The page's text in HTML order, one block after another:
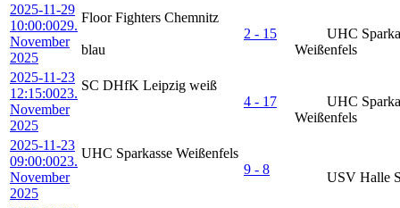
2025-11-29
10:00:0029.
November
2025
Floor Fighters Chemnitz
blau
2 - 15
UHC
Weißenfels
2025-11-23
12:15:0023.
November
2025
SC DHfK Leipzig weiß
4 - 17
UHC
Weißenfels
2025-11-23
09:00:0023.
November
2025
UHC Sparkasse Weißenfels
9 - 8
USV Halle